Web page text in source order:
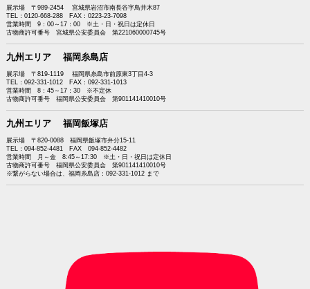
展示場 〒989-2454 宮城県岩沼市南長谷字鳥井木87
TEL：0120-668-288 FAX：0223-23-7098
営業時間 9：00～17：00 ※土・日・祝日は定休日
古物商許可番号 宮城県公安委員会 第221060000745号
九州エリア 福岡糸島店
展示場 〒819-1119 福岡県糸島市前原東3丁目4-3
TEL：092-331-1012 FAX：092-331-1013
営業時間 8：45～17：30 ※不定休
古物商許可番号 福岡県公安委員会 第901141410010号
九州エリア 福岡飯塚店
展示場 〒820-0088 福岡県飯塚市弁分15-11
TEL：094-852-4481 FAX 094-852-4482
営業時間 月～金 8:45～17:30 ※土・日・祝日は定休日
古物商許可番号 福岡県公安委員会 第901141410010号
※繋がらない場合は、福岡糸島店：092-331-1012 まで